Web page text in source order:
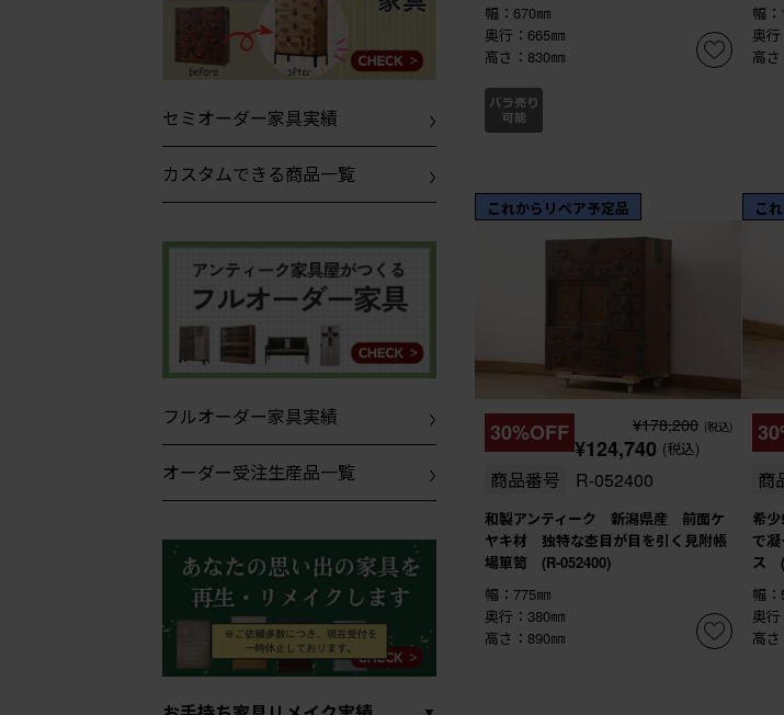
セミオーダー家具実績
カスタムできる商品一覧
フルオーダー家具実績
オーダー受注生産品一覧
幅：670㎜
奥行：665㎜
高さ：830㎜
幅
奥
高
これからリペア予定品
30%OFF ¥178,200 (税込)
¥124,740 (税込)
商品番号 R-052400
和製アンティーク 新潟県産 前面ケ
ヤキ材 独特な杢目が目を引く見附帳
場箪笥 (R-052400)
幅：775㎜
奥行：380㎜
高さ：890㎜
こ
商
希
で
ス
幅
奥
高